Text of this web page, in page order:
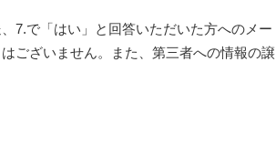
7.で「はい」と回答いただいた方へのメー
ございません。また、第三者への情報の譲